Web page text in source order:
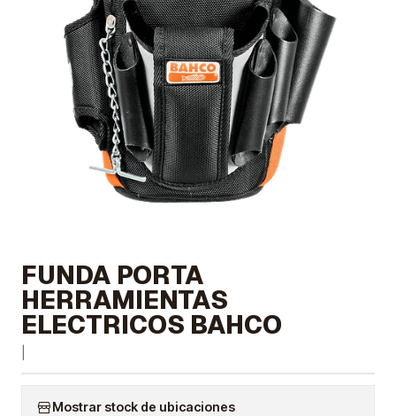
FUNDA PORTA
HERRAMIENTAS
ELECTRICOS BAHCO
Mostrar stock de ubicaciones